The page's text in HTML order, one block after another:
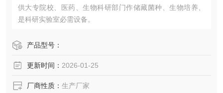
供大专院校、医药、生物科研部门作储藏菌种、生物培养、
是科研实验室必需设备。
产品型号：
更新时间： 2026-01-25
厂商性质： 生产厂家